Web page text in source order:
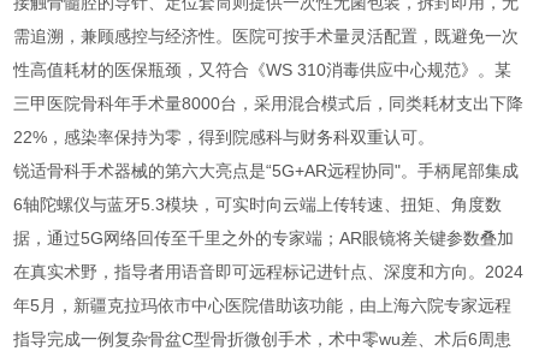
需追溯，兼顾感控与经济性。医院可按手术量灵活配置，既避免一次
性高值耗材的医保瓶颈，又符合《WS 310消毒供应中心规范》。某
三甲医院骨科年手术量8000台，采用混合模式后，同类耗材支出下降
22%，感染率保持为零，得到院感科与财务科双重认可。
锐适骨科手术器械的第六大亮点是“5G+AR远程协同"。手柄尾部集成
6轴陀螺仪与蓝牙5.3模块，可实时向云端上传转速、扭矩、角度数
据，通过5G网络回传至千里之外的专家端；AR眼镜将关键参数叠加
在真实术野，指导者用语音即可远程标记进针点、深度和方向。2024
年5月，新疆克拉玛依市中心医院借助该功能，由上海六院专家远程
指导完成一例复杂骨盆C型骨折微创手术，术中零wu差、术后6周患